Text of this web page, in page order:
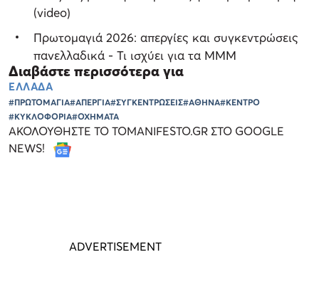
(video)
Πρωτομαγιά 2026: απεργίες και συγκεντρώσεις
πανελλαδικά - Τι ισχύει για τα ΜΜΜ
Διαβάστε περισσότερα για
ΕΛΛΑΔΑ
#ΠΡΩΤΟΜΑΓΙΑ#ΑΠΕΡΓΙΑ#ΣΥΓΚΕΝΤΡΩΣΕΙΣ#ΑΘΗΝΑ#ΚΕΝΤΡΟ
#ΚΥΚΛΟΦΟΡΙΑ#ΟΧΗΜΑΤΑ
ΑΚΟΛΟΥΘΗΣΤΕ ΤΟ TOMANIFESTO.GR ΣΤΟ GOOGLE
NEWS!